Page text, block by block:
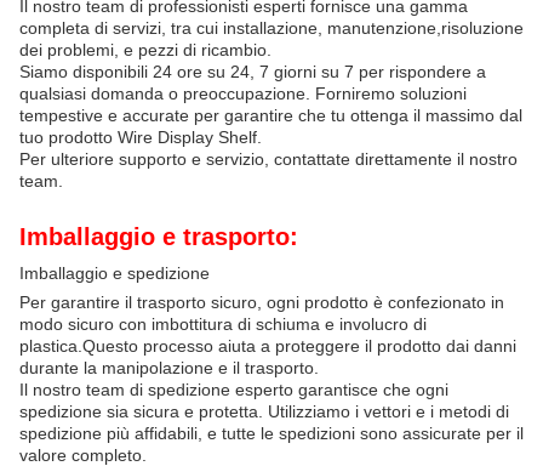
Il nostro team di professionisti esperti fornisce una gamma
completa di servizi, tra cui installazione, manutenzione,risoluzione
dei problemi, e pezzi di ricambio.
Siamo disponibili 24 ore su 24, 7 giorni su 7 per rispondere a
qualsiasi domanda o preoccupazione. Forniremo soluzioni
tempestive e accurate per garantire che tu ottenga il massimo dal
tuo prodotto Wire Display Shelf.
Per ulteriore supporto e servizio, contattate direttamente il nostro
team.
Imballaggio e trasporto:
Imballaggio e spedizione
Per garantire il trasporto sicuro, ogni prodotto è confezionato in
modo sicuro con imbottitura di schiuma e involucro di
plastica.Questo processo aiuta a proteggere il prodotto dai danni
durante la manipolazione e il trasporto.
Il nostro team di spedizione esperto garantisce che ogni
spedizione sia sicura e protetta. Utilizziamo i vettori e i metodi di
spedizione più affidabili, e tutte le spedizioni sono assicurate per il
valore completo.